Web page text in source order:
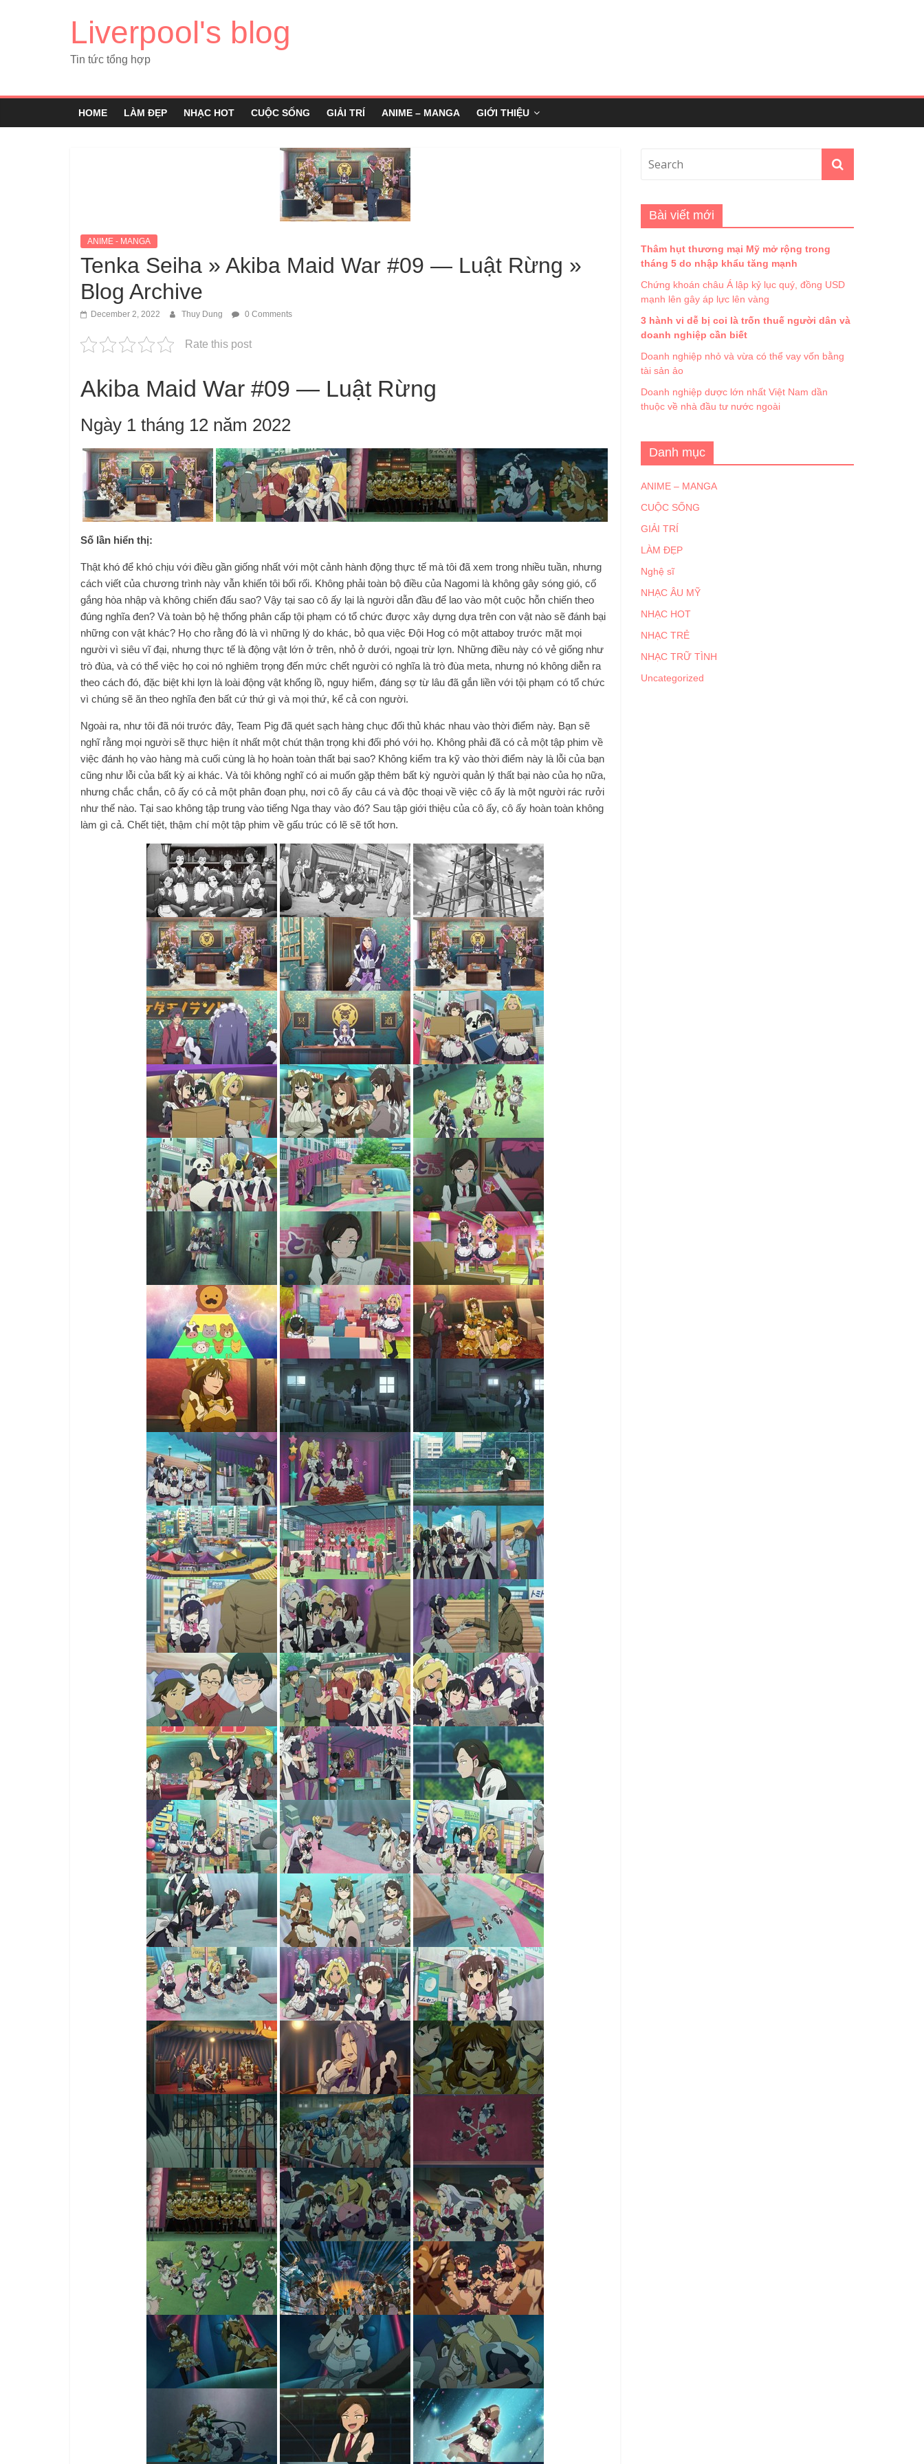
Liverpool's blog
Tin tức tổng hợp
HOME LÀM ĐẸP NHẠC HOT CUỘC SỐNG GIẢI TRÍ ANIME – MANGA GIỚI THIỆU
ANIME - MANGA
Tenka Seiha » Akiba Maid War #09 — Luật Rừng »
Blog Archive
December 2, 2022 Thuy Dung 0 Comments
Rate this post
Akiba Maid War #09 — Luật Rừng
Ngày 1 tháng 12 năm 2022
Số lần hiển thị:
Thật khó để khó chịu với điều gần giống nhất với một cảnh hành động thực tế mà tôi đã xem trong nhiều tuần, nhưng
cách viết của chương trình này vẫn khiến tôi bối rối. Không phải toàn bộ điều của Nagomi là không gây sóng gió, cố
gắng hòa nhập và không chiến đấu sao? Vậy tại sao cô ấy lại là người dẫn đầu để lao vào một cuộc hỗn chiến theo
đúng nghĩa đen? Và toàn bộ hệ thống phân cấp tội phạm có tổ chức được xây dựng dựa trên con vật nào sẽ đánh bại
những con vật khác? Họ cho rằng đó là vì những lý do khác, bỏ qua việc Đội Hog có một attaboy trước mặt mọi
người vì siêu vĩ đại, nhưng thực tế là động vật lớn ở trên, nhỏ ở dưới, ngoại trừ lợn. Những điều này có vẻ giống như
trò đùa, và có thể việc họ coi nó nghiêm trọng đến mức chết người có nghĩa là trò đùa meta, nhưng nó không diễn ra
theo cách đó, đặc biệt khi lợn là loài động vật khổng lồ, nguy hiểm, đáng sợ từ lâu đã gắn liền với tội phạm có tổ chức
vì chúng sẽ ăn theo nghĩa đen bất cứ thứ gì và mọi thứ, kể cả con người.
Ngoài ra, như tôi đã nói trước đây, Team Pig đã quét sạch hàng chục đối thủ khác nhau vào thời điểm này. Bạn sẽ
nghĩ rằng mọi người sẽ thực hiện ít nhất một chút thận trọng khi đối phó với họ. Không phải đã có cả một tập phim về
việc đánh họ vào hàng mà cuối cùng là họ hoàn toàn thất bại sao? Không kiểm tra kỹ vào thời điểm này là lỗi của bạn
cũng như lỗi của bất kỳ ai khác. Và tôi không nghĩ có ai muốn gặp thêm bất kỳ người quản lý thất bại nào của họ nữa,
nhưng chắc chắn, cô ấy có cả một phân đoạn phụ, nơi cô ấy câu cá và độc thoại về việc cô ấy là một người rác rưởi
như thế nào. Tại sao không tập trung vào tiếng Nga thay vào đó? Sau tập giới thiệu của cô ấy, cô ấy hoàn toàn không
làm gì cả. Chết tiệt, thậm chí một tập phim về gấu trúc có lẽ sẽ tốt hơn.
Bài viết mới
Thâm hụt thương mại Mỹ mở rộng trong
tháng 5 do nhập khẩu tăng mạnh
Chứng khoán châu Á lập kỷ lục quý, đồng USD
mạnh lên gây áp lực lên vàng
3 hành vi dễ bị coi là trốn thuế người dân và
doanh nghiệp cần biết
Doanh nghiệp nhỏ và vừa có thể vay vốn bằng
tài sản ảo
Doanh nghiệp dược lớn nhất Việt Nam dần
thuộc về nhà đầu tư nước ngoài
Danh mục
ANIME – MANGA
CUỘC SỐNG
GIẢI TRÍ
LÀM ĐẸP
Nghệ sĩ
NHẠC ÂU MỸ
NHẠC HOT
NHẠC TRẺ
NHẠC TRỮ TÌNH
Uncategorized